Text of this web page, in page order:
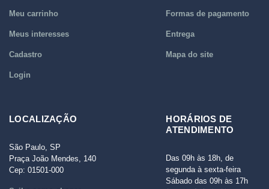
Meu carrinho
Meus interesses
Cadastro
Login
Formas de pagamento
Entrega
Mapa do site
LOCALIZAÇÃO
São Paulo, SP
Praça João Mendes, 140
Cep: 01501-000
HORÁRIOS DE
ATENDIMENTO
Das 09h às 18h, de
segunda à sexta-feira
Sábado das 09h às 17h